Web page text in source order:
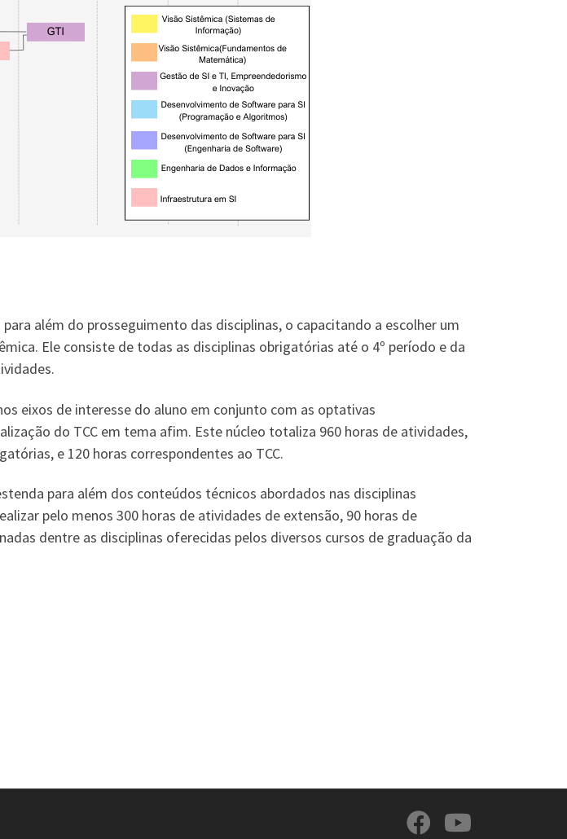
além do prosseguimento das disciplinas, o capacitando a escolher um
Ele consiste de todas as disciplinas obrigatórias até o 4º período e da
eixos de interesse do aluno em conjunto com as optativas
do TCC em tema afim. Este núcleo totaliza 960 horas de atividades,
e 120 horas correspondentes ao TCC.
para além dos conteúdos técnicos abordados nas disciplinas
pelo menos 300 horas de atividades de extensão, 90 horas de
dentre as disciplinas oferecidas pelos diversos cursos de graduação da